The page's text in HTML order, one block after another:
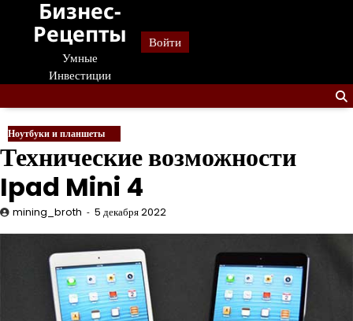
Перейти
содержанию
Бизнес-
Рецепты
Умные
Инвестиции
Войти
Ноутбуки и планшеты
Технические возможности
Ipad Mini 4
mining_broth 5 декабря 2022